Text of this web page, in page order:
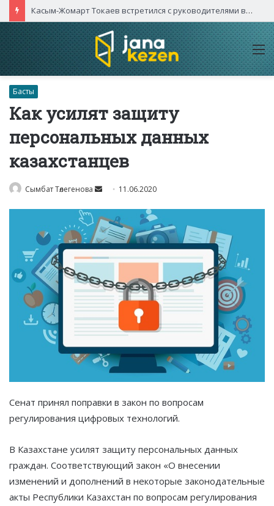
Касым-Жомарт Токаев встретился с руководителями высокотехнологичных компаний Китая
Басты
Как усилят защиту
персональных данных
казахстанцев
Сымбат Төлегенова
Send
email
11.06.2020
Сенат принял поправки в закон по вопросам
регулирования цифровых технологий.
В Казахстане усилят защиту персональных данных
граждан. Соответствующий закон «О внесении
изменений и дополнений в некоторые законодательные
акты Республики Казахстан по вопросам регулирования